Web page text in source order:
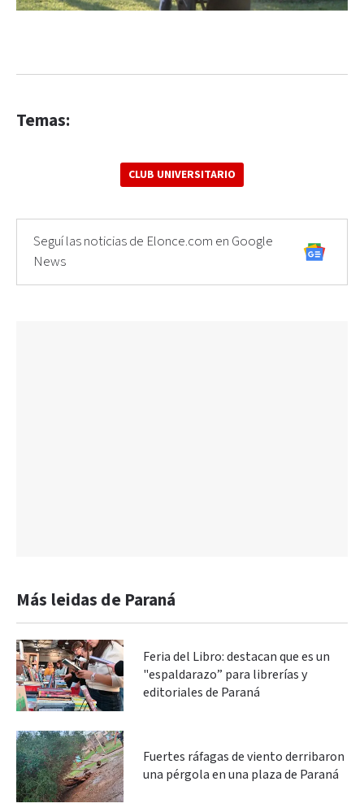
Temas:
CLUB UNIVERSITARIO
Seguí las noticias de Elonce.com en Google
News
Más leidas de Paraná
Feria del Libro: destacan que es un
"espaldarazo” para librerías y
editoriales de Paraná
Fuertes ráfagas de viento derribaron
una pérgola en una plaza de Paraná